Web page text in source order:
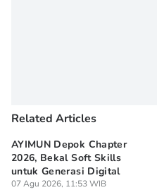
Related Articles
AYIMUN Depok Chapter
2026, Bekal Soft Skills
untuk Generasi Digital
07 Agu 2026, 11:53 WIB